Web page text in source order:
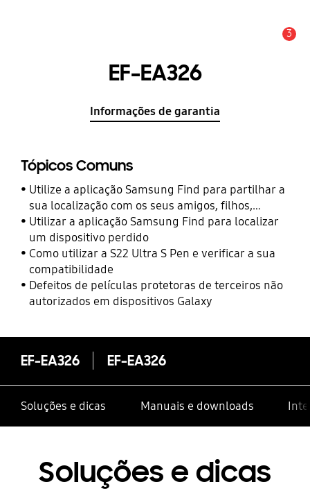
3
EF-EA326
Informações de garantia
Tópicos Comuns
Utilize a aplicação Samsung Find para partilhar a
sua localização com os seus amigos, filhos,
familiares e outros contactos
Utilizar a aplicação Samsung Find para localizar
um dispositivo perdido
Como utilizar a S22 Ultra S Pen e verificar a sua
compatibilidade
Defeitos de películas protetoras de terceiros não
autorizados em dispositivos Galaxy
EF-EA326 EF-EA326
Soluções e dicas Manuais e downloads
Soluções e dicas